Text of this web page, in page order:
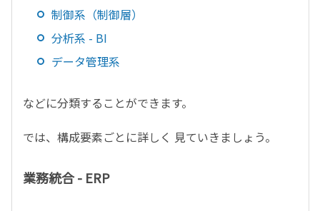
制御系（制御層）
分析系 - BI
データ管理系
などに分類することができます。
では、構成要素ごとに詳しく 見ていきましょう。
業務統合 - ERP